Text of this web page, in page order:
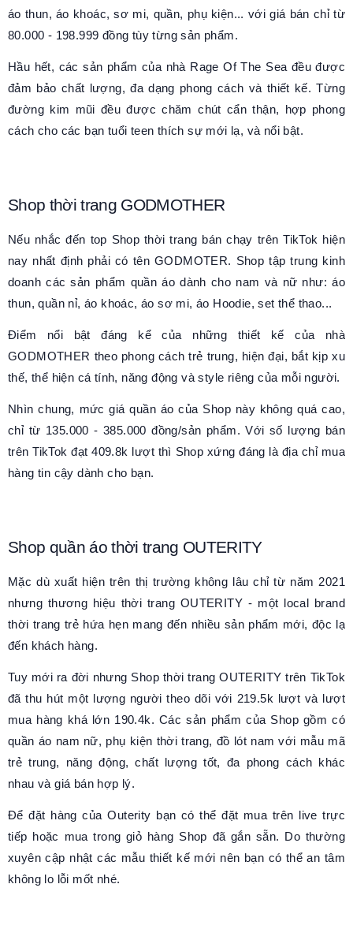
áo thun, áo khoác, sơ mi, quần, phụ kiện... với giá bán chỉ từ
80.000 - 198.999 đồng tùy từng sản phẩm.
Hầu hết, các sản phẩm của nhà Rage Of The Sea đều được
đảm bảo chất lượng, đa dạng phong cách và thiết kế. Từng
đường kim mũi đều được chăm chút cẩn thận, hợp phong
cách cho các bạn tuổi teen thích sự mới lạ, và nổi bật.
Shop thời trang GODMOTHER
Nếu nhắc đến top Shop thời trang bán chạy trên TikTok hiện
nay nhất định phải có tên GODMOTER. Shop tập trung kinh
doanh các sản phẩm quần áo dành cho nam và nữ như: áo
thun, quần nỉ, áo khoác, áo sơ mi, áo Hoodie, set thể thao...
Điểm nổi bật đáng kể của những thiết kế của nhà
GODMOTHER theo phong cách trẻ trung, hiện đại, bắt kịp xu
thế, thể hiện cá tính, năng động và style riêng của mỗi người.
Nhìn chung, mức giá quần áo của Shop này không quá cao,
chỉ từ 135.000 - 385.000 đồng/sản phẩm. Với số lượng bán
trên TikTok đạt 409.8k lượt thì Shop xứng đáng là địa chỉ mua
hàng tin cậy dành cho bạn.
Shop quần áo thời trang OUTERITY
Mặc dù xuất hiện trên thị trường không lâu chỉ từ năm 2021
nhưng thương hiệu thời trang OUTERITY - một local brand
thời trang trẻ hứa hẹn mang đến nhiều sản phẩm mới, độc lạ
đến khách hàng.
Tuy mới ra đời nhưng Shop thời trang OUTERITY trên TikTok
đã thu hút một lượng người theo dõi với 219.5k lượt và lượt
mua hàng khá lớn 190.4k. Các sản phẩm của Shop gồm có
quần áo nam nữ, phụ kiện thời trang, đồ lót nam với mẫu mã
trẻ trung, năng động, chất lượng tốt, đa phong cách khác
nhau và giá bán hợp lý.
Để đặt hàng của Outerity bạn có thể đặt mua trên live trực
tiếp hoặc mua trong giỏ hàng Shop đã gắn sẵn. Do thường
xuyên cập nhật các mẫu thiết kế mới nên bạn có thể an tâm
không lo lỗi mốt nhé.